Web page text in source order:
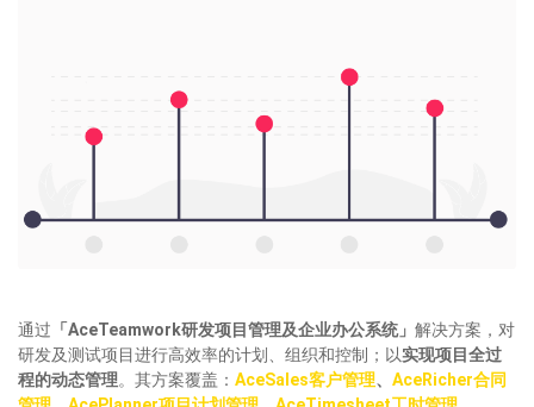
通过 「 AceTeamwork研发项目管理及企业办公系统」 解决方案，对
研发及测试项目进行高效率的计划、组织和控制；以实现项目全过
程的动态管理。其方案覆盖： AceSales客户管理、 AceRicher合同